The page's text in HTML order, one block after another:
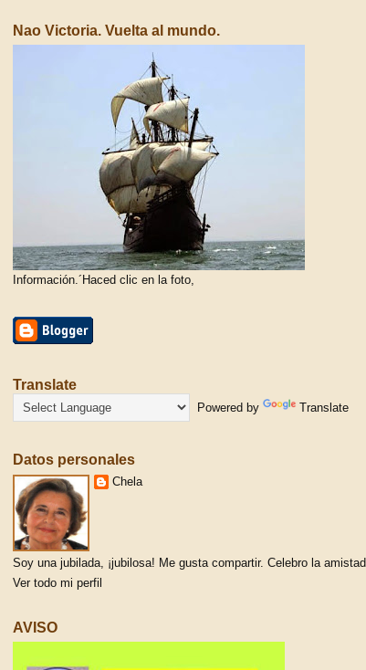
Nao Victoria. Vuelta al mundo.
Información.´Haced clic en la foto,
Translate
Powered by Translate
Datos personales
Chela
Soy una jubilada, ¡jubilosa! Me gusta compartir. Celebro la amistad.
Ver todo mi perfil
AVISO